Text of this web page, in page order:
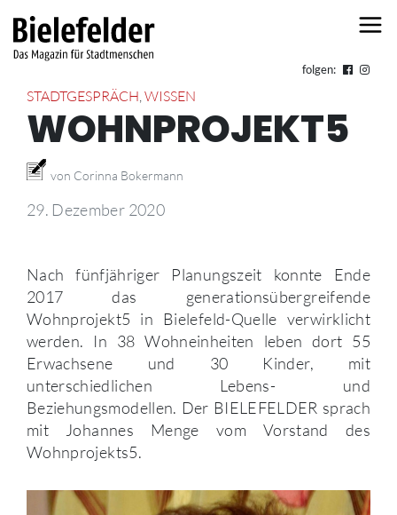
folgen:
STADTGESPRÄCH,WISSEN
WOHNPROJEKT5
von Corinna Bokermann
29. Dezember 2020
Nach fünfjähriger Planungszeit konnte Ende
2017 das generationsübergreifende
Wohnprojekt5 in Bielefeld-Quelle verwirklicht
werden. In 38 Wohneinheiten leben dort 55
Erwachsene und 30 Kinder, mit
unterschiedlichen Lebens- und
Beziehungsmodellen. Der BIELEFELDER sprach
mit Johannes Menge vom Vorstand des
Wohnprojekts5.